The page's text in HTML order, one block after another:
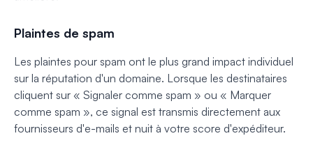
Plaintes de spam
Les plaintes pour spam ont le plus grand impact individuel
sur la réputation d'un domaine. Lorsque les destinataires
cliquent sur « Signaler comme spam » ou « Marquer
comme spam », ce signal est transmis directement aux
fournisseurs d'e-mails et nuit à votre score d'expéditeur.